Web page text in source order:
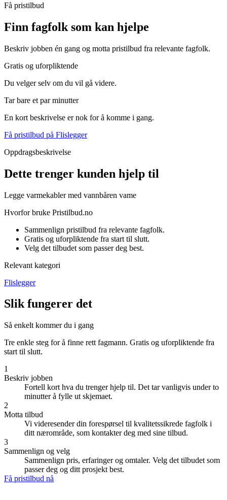
Få pristilbud
Finn fagfolk som kan hjelpe
Beskriv jobben én gang og motta pristilbud fra relevante fagfolk.
Gratis og uforpliktende
Du velger selv om du vil gå videre.
Tar bare et par minutter
En kort beskrivelse er nok for å komme i gang.
Få pristilbud på Flislegger
Oppdragsbeskrivelse
Dette trenger kunden hjelp til
Legge varmekabler med vannbåren vame
Hvorfor bruke Pristilbud.no
Sammenlign pristilbud fra relevante fagfolk.
Gratis og uforpliktende fra start til slutt.
Velg det tilbudet som passer deg best.
Relevant kategori
Flislegger
Slik fungerer det
Så enkelt kommer du i gang
Tre enkle steg for å finne rett fagmann. Gratis og uforpliktende fra
start til slutt.
1
Beskriv jobben
Fortell kort hva du trenger hjelp til. Det tar vanligvis under to
minutter å fylle ut skjemaet.
2
Motta tilbud
Vi videresender din forespørsel til kvalitetssikrede fagfolk i
ditt nærområde, som kontakter deg med sine tilbud.
3
Sammenlign og velg
Sammenlign pris, erfaringer og omtaler. Velg det tilbudet som
passer deg og ditt prosjekt best.
Få pristilbud nå